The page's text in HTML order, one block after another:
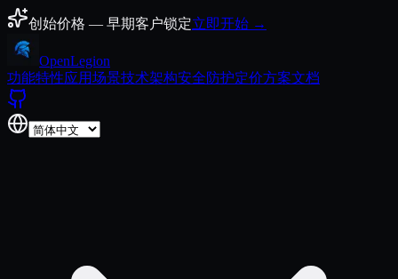
跳至正文
创始价格 — 早期客户锁定立即开始 →
OpenLegion
功能特性应用场景技术架构安全防护定价方案文档